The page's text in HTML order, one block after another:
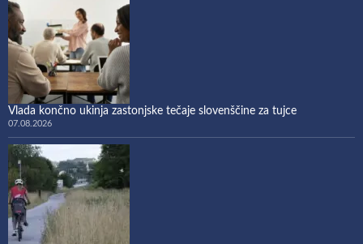
Vlada končno ukinja zastonjske tečaje slovenščine za tujce
07.08.2026